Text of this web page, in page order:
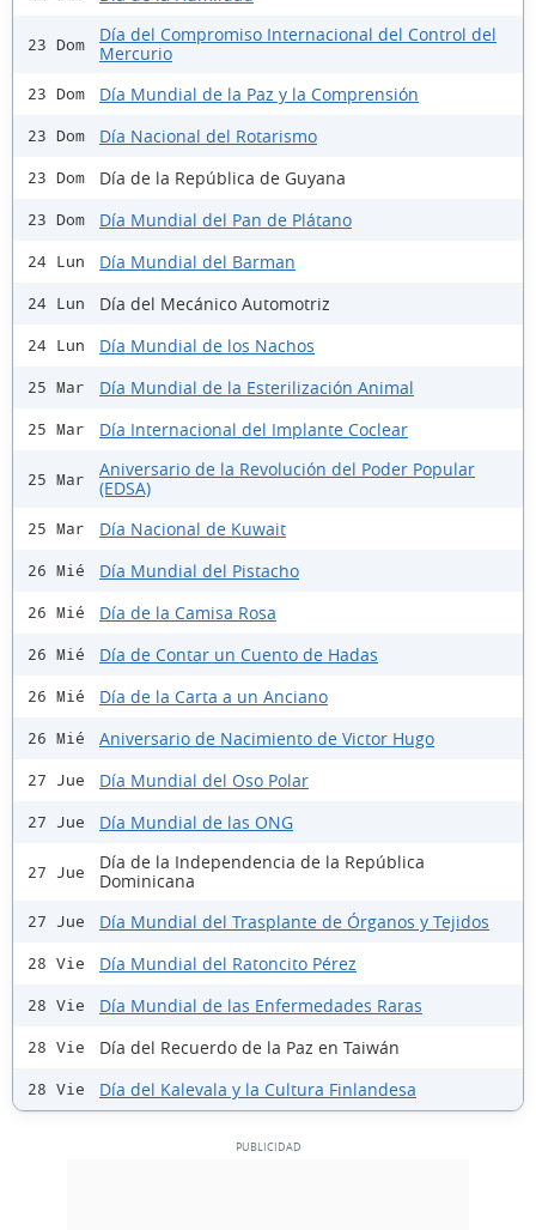
23 Dom
Día del Compromiso Internacional del Control del
Mercurio
23 Dom Día Mundial de la Paz y la Comprensión
23 Dom Día Nacional del Rotarismo
23 Dom Día de la República de Guyana
23 Dom Día Mundial del Pan de Plátano
24 Lun Día Mundial del Barman
24 Lun Día del Mecánico Automotriz
24 Lun Día Mundial de los Nachos
25 Mar Día Mundial de la Esterilización Animal
25 Mar Día Internacional del Implante Coclear
25 Mar
Aniversario de la Revolución del Poder Popular
(EDSA)
25 Mar Día Nacional de Kuwait
26 Mié Día Mundial del Pistacho
26 Mié Día de la Camisa Rosa
26 Mié Día de Contar un Cuento de Hadas
26 Mié Día de la Carta a un Anciano
26 Mié Aniversario de Nacimiento de Victor Hugo
27 Jue Día Mundial del Oso Polar
27 Jue Día Mundial de las ONG
27 Jue
Día de la Independencia de la República
Dominicana
27 Jue Día Mundial del Trasplante de Órganos y Tejidos
28 Vie Día Mundial del Ratoncito Pérez
28 Vie Día Mundial de las Enfermedades Raras
28 Vie Día del Recuerdo de la Paz en Taiwán
28 Vie Día del Kalevala y la Cultura Finlandesa